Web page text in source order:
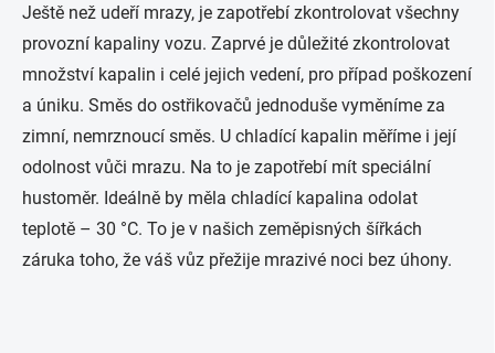
Ještě než udeří mrazy, je zapotřebí zkontrolovat všechny
provozní kapaliny vozu. Zaprvé je důležité zkontrolovat
množství kapalin i celé jejich vedení, pro případ poškození
a úniku. Směs do ostřikovačů jednoduše vyměníme za
zimní, nemrznoucí směs. U chladící kapalin měříme i její
odolnost vůči mrazu. Na to je zapotřebí mít speciální
hustoměr. Ideálně by měla chladící kapalina odolat
teplotě – 30 °C. To je v našich zeměpisných šířkách
záruka toho, že váš vůz přežije mrazivé noci bez úhony.